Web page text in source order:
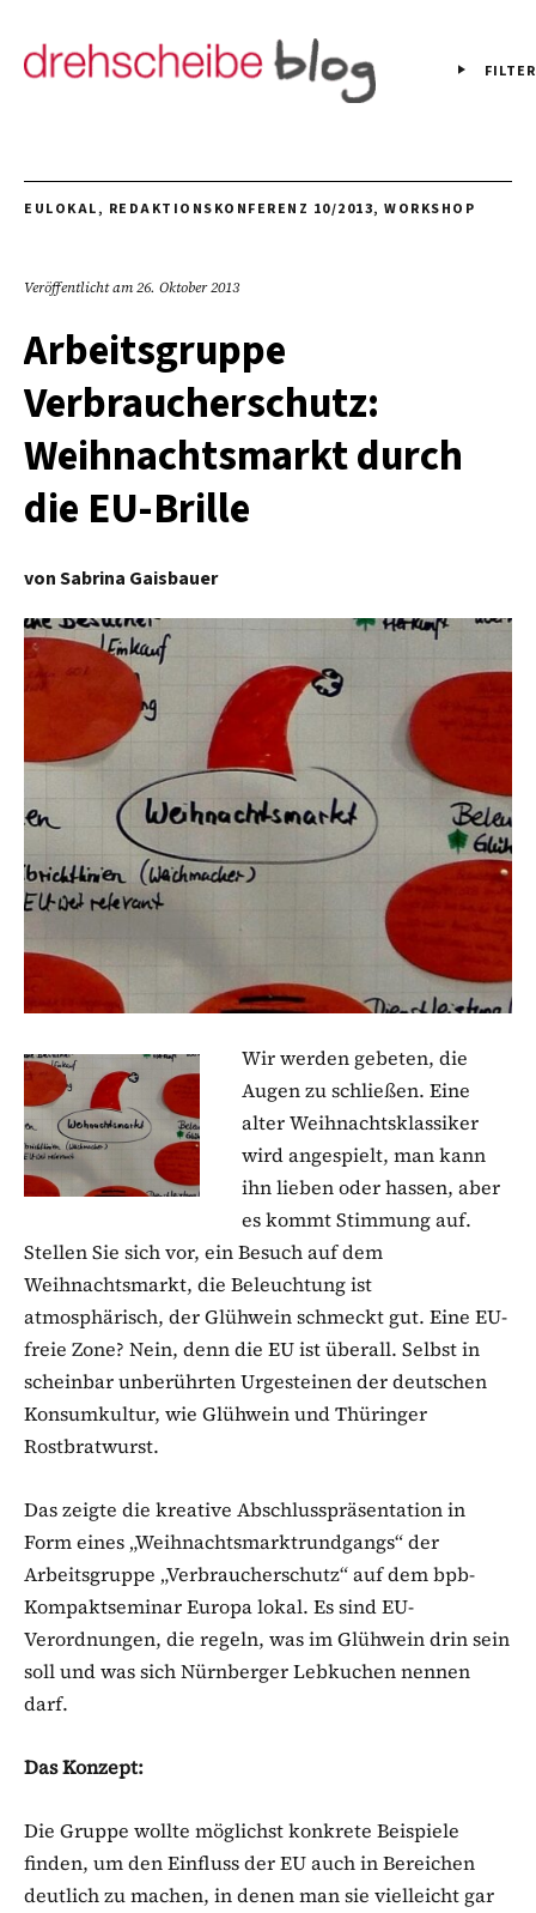
FILTER
EULOKAL, REDAKTIONSKONFERENZ 10/2013, WORKSHOP
Veröffentlicht am26. Oktober 2013
Arbeitsgruppe
Verbraucherschutz:
Weihnachtsmarkt durch
die EU-Brille
vonSabrina Gaisbauer
Wir werden gebeten, die
Augen zu schließen. Eine
alter Weihnachtsklassiker
wird angespielt, man kann
ihn lieben oder hassen, aber
es kommt Stimmung auf.
Stellen Sie sich vor, ein Besuch auf dem
Weihnachtsmarkt, die Beleuchtung ist
atmosphärisch, der Glühwein schmeckt gut. Eine EU-
freie Zone? Nein, denn die EU ist überall. Selbst in
scheinbar unberührten Urgesteinen der deutschen
Konsumkultur, wie Glühwein und Thüringer
Rostbratwurst.
Das zeigte die kreative Abschlusspräsentation in
Form eines „Weihnachtsmarktrundgangs“ der
Arbeitsgruppe „Verbraucherschutz“ auf dem bpb-
Kompaktseminar Europa lokal. Es sind EU-
Verordnungen, die regeln, was im Glühwein drin sein
soll und was sich Nürnberger Lebkuchen nennen
darf.
Das Konzept:
Die Gruppe wollte möglichst konkrete Beispiele
finden, um den Einfluss der EU auch in Bereichen
deutlich zu machen, in denen man sie vielleicht gar